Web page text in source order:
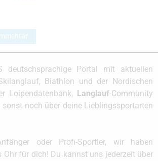
deutschsprachige Portal mit aktuellen
Biathlon und der Nordischen
Loipendatenbank,
Langlauf-Community
noch über deine Lieblingssportarten
oder Profi-Sportler, wir haben
Ohr für dich! Du kannst uns jederzeit über